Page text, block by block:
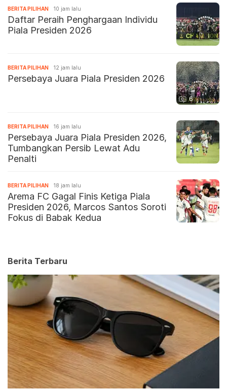
BERITA PILIHAN 10 jam lalu
Daftar Peraih Penghargaan Individu
Piala Presiden 2026
6
BERITA PILIHAN 12 jam lalu
Persebaya Juara Piala Presiden 2026
BERITA PILIHAN 16 jam lalu
Persebaya Juara Piala Presiden 2026,
Tumbangkan Persib Lewat Adu
Penalti
BERITA PILIHAN 18 jam lalu
Arema FC Gagal Finis Ketiga Piala
Presiden 2026, Marcos Santos Soroti
Fokus di Babak Kedua
Berita Terbaru